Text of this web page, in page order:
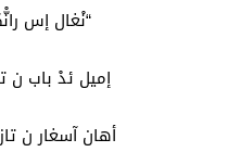
“نْغال إس
إميل ئدْ باب ن
أهان آسغار ن